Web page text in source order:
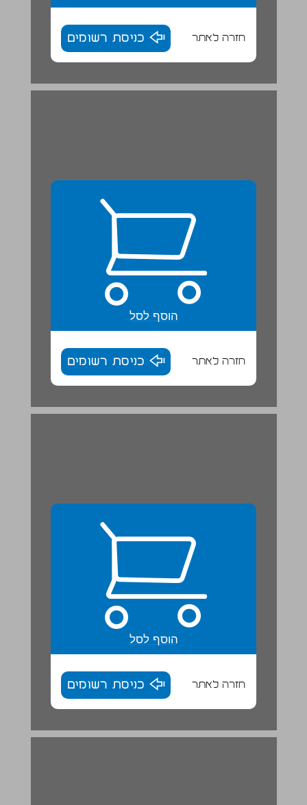
חזרה לאתר כניסת רשומים
הוסף לסל
חזרה לאתר כניסת רשומים
הוסף לסל
חזרה לאתר כניסת רשומים